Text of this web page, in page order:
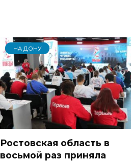
НА ДОНУ
Ростовская область в
восьмой раз приняла